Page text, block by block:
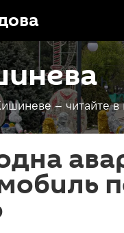
– читайте